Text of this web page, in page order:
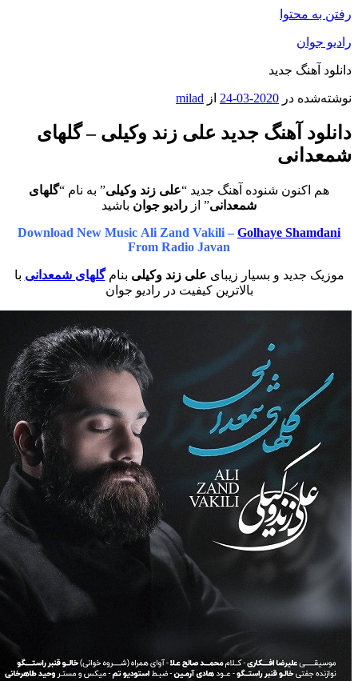
جدید
در 2020-03-24 ازmilad
آهنگ جدید علی زند وکیلی – گلهای
شنوده آهنگ جدید “علی زند وکیلی” به نام “گلهای
” ازرادیو جوان باشید
Download New Music Ali Zand Vakili – Golhaye
From Radio Javan
و بسیار زیبایعلی زند وکیلیبنامگلهای شمعدانی با
بالاترین کیفیت در رادیو جوان